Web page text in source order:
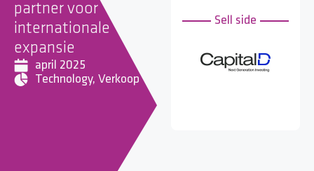
partner voor
internationale
expansie
april 2025
Technology, Verkoop
Sell side